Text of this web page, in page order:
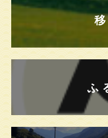
ふ